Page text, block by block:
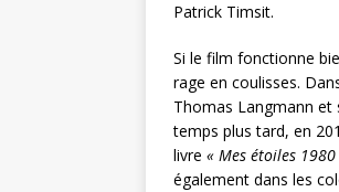
Patrick Timsit.
Si le film fonctionne
rage en coulisses.
Thomas Langmann et
temps plus tard, en
livre « Mes étoiles 1980
également dans les